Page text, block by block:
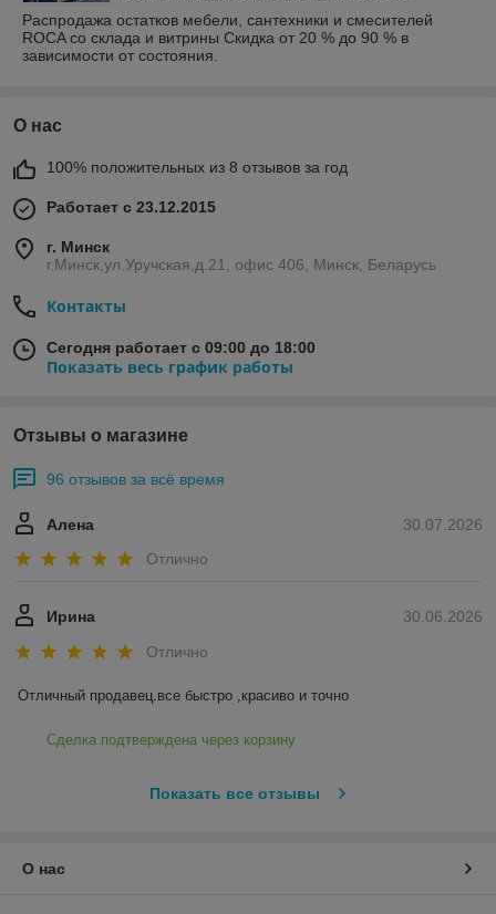
Распродажа остатков мебели, сантехники и смесителей
ROCA со склада и витрины Скидка от 20 % до 90 % в
зависимости от состояния.
О нас
100% положительных из 8 отзывов за год
Работает с 23.12.2015
г. Минск
г.Минск,ул.Уручская,д.21, офис 406, Минск, Беларусь
Контакты
Сегодня работает с 09:00 до 18:00
Показать весь график работы
Отзывы о магазине
96 отзывов за всё время
30.07.2026
Алена
Отлично
30.06.2026
Ирина
Отлично
Отличный продавец.все быстро ,красиво и точно
Сделка подтверждена через корзину
Показать все отзывы
О нас